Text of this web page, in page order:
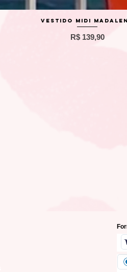
Visualização rápida
Vestido Midi
Preço
R$ 139,90